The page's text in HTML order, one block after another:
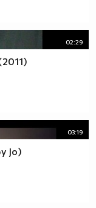
02:29
03:19
Jo)